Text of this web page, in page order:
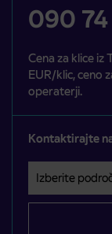
090 74
Cena za klice iz
EUR/klic, ceno
operaterji.
Kontaktirajte
Izberite področje
Področje je